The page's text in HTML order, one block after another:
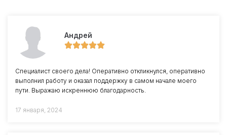
Андрей
Специалист своего дела! Оперативно откликнулся, оперативно
выполнил работу и оказал поддержку в самом начале моего
пути. Выражаю искреннюю благодарность.
17 января, 2024